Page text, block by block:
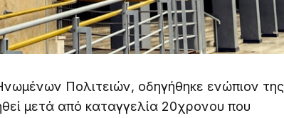
Πολιτειών, οδηγήθηκε ενώπιον της
μετά από καταγγελία 20χρονου που